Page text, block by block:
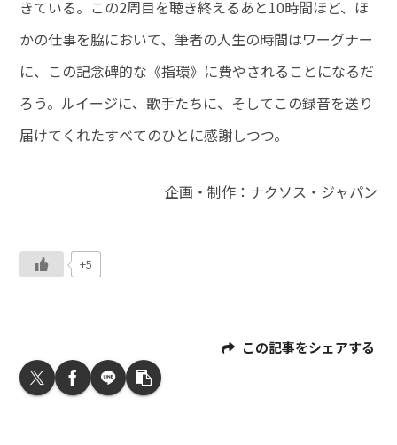
きている。この2周目を聴き終えるあと10時間ほど、ほ
かの仕事を脇において、筆者の人生の時間はワーグナー
に、この記念碑的な《指環》に費やされることになるだ
ろう。ルイージに、歌手たちに、そしてこの録音を送り
届けてくれたすべてのひとに感謝しつつ。
企画・制作：ナクソス・ジャパン
+5
この記事をシェアする